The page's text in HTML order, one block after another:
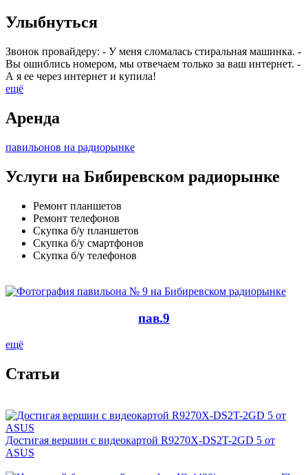
Улыбнуться
Звонок провайдеру: - У меня сломалась стиральная машинка. -
Вы ошиблись номером, мы отвечаем только за ваш интернет. -
А я ее через интернет и купила!
ещё
Аренда
павильонов на радиорынке
Услуги на Бибиревском радиорынке
Ремонт планшетов
Ремонт телефонов
Скупка б/у планшетов
Скупка б/у смартфонов
Скупка б/у телефонов
пав.9
ещё
Cтатьи
Достигая вершин с видеокартой R9270X-DS2T-2GD 5 от
ASUS